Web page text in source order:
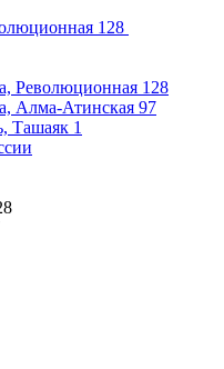
128
Революционная 128
Алма-Атинская 97
Ташаяк 1